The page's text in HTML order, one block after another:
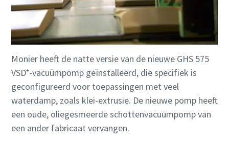
Monier heeft de natte versie van de nieuwe GHS 575
VSD⁺-vacuümpomp geïnstalleerd, die specifiek is
geconfigureerd voor toepassingen met veel
waterdamp, zoals klei-extrusie. De nieuwe pomp heeft
een oude, oliegesmeerde schottenvacuümpomp van
een ander fabricaat vervangen.